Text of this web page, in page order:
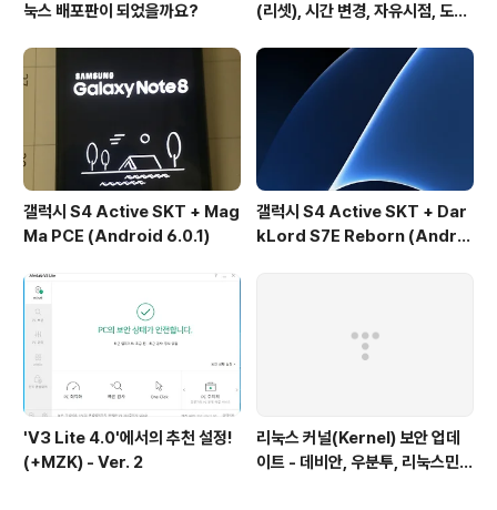
눅스 배포판이 되었을까요?
(리셋), 시간 변경, 자유시점, 도시
도)
갤럭시 S4 Active SKT + Mag
Ma PCE (Android 6.0.1)
갤럭시 S4 Active SKT + Dar
kLord S7E Reborn (Androi
'V3 Lite 4.0'에서의 추천 설정!
(+MZK) - Ver. 2
리눅스 커널(Kernel) 보안 업데
이트 - 데비안, 우분투, 리눅스민